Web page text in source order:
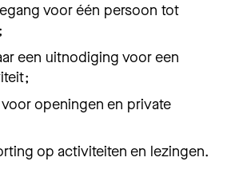
voor één persoon tot
een uitnodiging voor een
openingen en private
op activiteiten en lezingen.